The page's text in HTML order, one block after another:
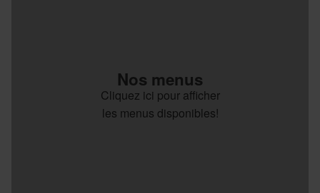
Nos menus
Cliquez ici pour afficher
les menus disponibles!